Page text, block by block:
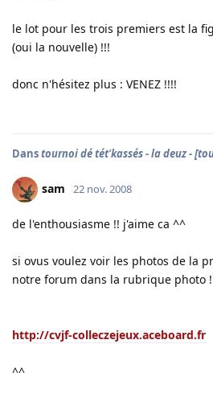
le lot pour les trois premiers est la
(oui la nouvelle) !!!
donc n'hésitez plus : VENEZ !!!!
Danstournoi dé tét'kassés - la deuz -
sam 22 nov. 2008
de l'enthousiasme !! j'aime ca ^^
si ovus voulez voir les photos de la
notre forum dans la rubrique photo
http://cvjf-colleczejeux.aceboard.fr
^^